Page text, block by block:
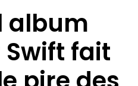
album
Swift fait